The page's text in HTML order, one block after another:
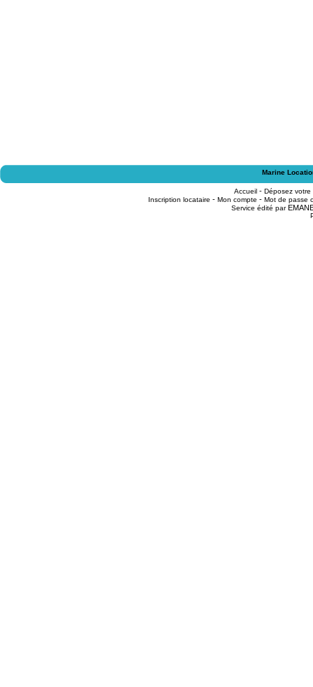
Marine
Accueil - Déposez
Inscription locataire - Mon compte - Mot de passe
Service édité par